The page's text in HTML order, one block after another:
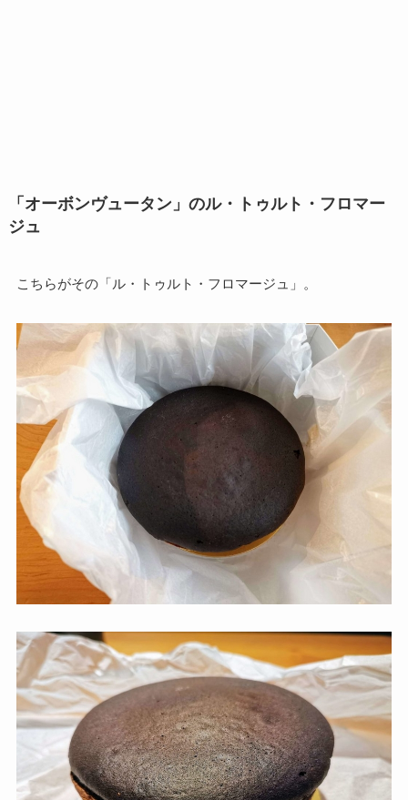
「オーボンヴュータン」のル・トゥルト・フロマー
ジュ
こちらがその「ル・トゥルト・フロマージュ」。